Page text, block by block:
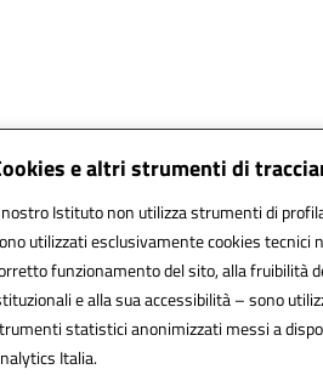
e altri strumenti di
Istituto non utilizza strumenti di
utilizzati esclusivamente cookies tecnici
funzionamento del sito, alla fruibilità
e alla sua accessibilità – sono
statistici anonimizzati messi a
Italia.